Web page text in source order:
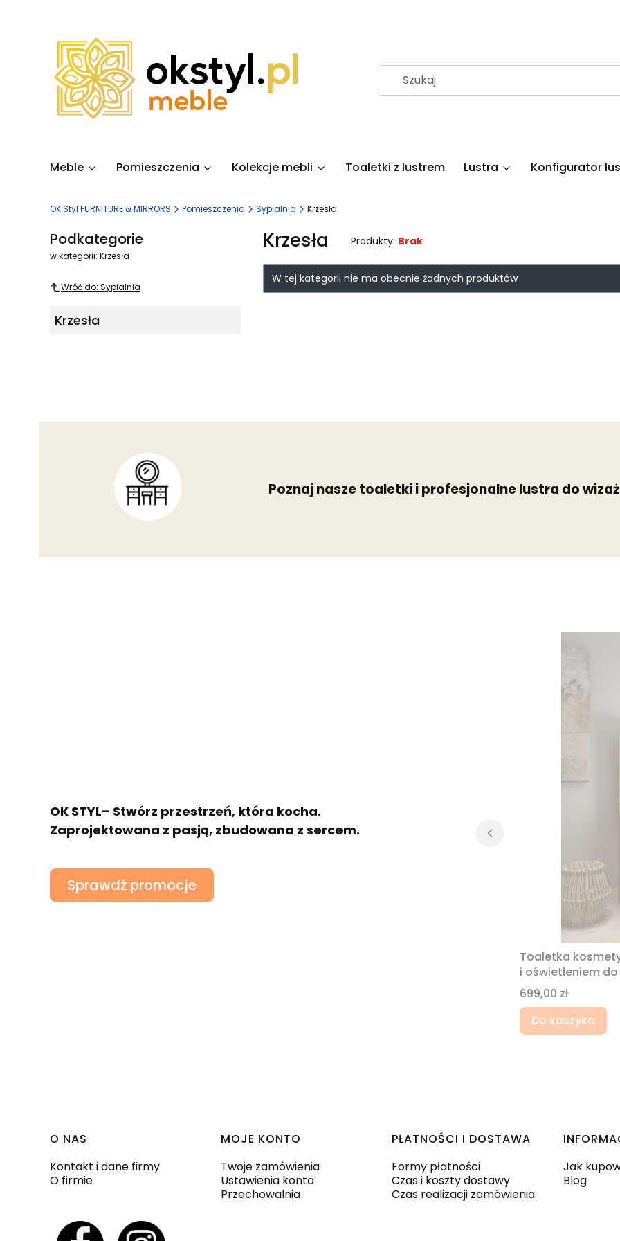
Meble Pomieszczenia Kolekcje mebli Toaletki z lustrem Lustra Konfigurator
OK Styl FURNITURE & MIRRORS Pomieszczenia Sypialnia Krzesła
Podkategorie
w kategorii: Krzesła
Wróć do: Sypialnia
Krzesła
Krzesła Produkty: Brak
Lista produktów
W tej kategorii nie ma obecnie żadnych produktów
Poznaj nasze toaletki i profesjonalne lustra do
OK STYL– Stwórz przestrzeń, która kocha.
Zaprojektowana z pasją, zbudowana z sercem.
Sprawdź promocje
Toaletka
i oświetleniem
Cena
699,00 zł
Do koszyka
Linki w stopce
O NAS
Kontakt i dane firmy
O firmie
MOJE KONTO
Twoje zamówienia
Ustawienia konta
Przechowalnia
PŁATNOŚCI I DOSTAWA
Formy płatności
Czas i koszty dostawy
Czas realizacji zamówienia
Jak
Blog